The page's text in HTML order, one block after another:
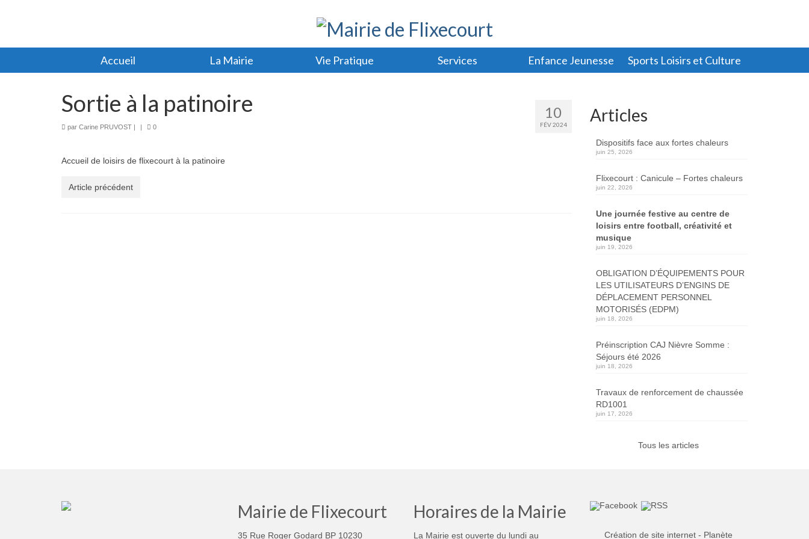
Accueil La Mairie Vie Pratique Services Enfance Jeunesse Sports Loisirs et Culture
10
FÉV 2024
Sortie à la patinoire
par Carine PRUVOST | | 0
Accueil de loisirs de flixecourt à la patinoire
Article précédent
Articles
Dispositifs face aux fortes chaleurs
juin 25, 2026
Flixecourt : Canicule – Fortes chaleurs
juin 22, 2026
Une journée festive au centre de
loisirs entre football, créativité et
musique
juin 19, 2026
OBLIGATION D’ÉQUIPEMENTS POUR
LES UTILISATEURS D’ENGINS DE
DÉPLACEMENT PERSONNEL
MOTORISÉS (EDPM)
juin 18, 2026
Préinscription CAJ Nièvre Somme :
Séjours été 2026
juin 18, 2026
Travaux de renforcement de chaussée
RD1001
juin 17, 2026
Tous les articles
Mairie de Flixecourt
35 Rue Roger Godard BP 10230
Horaires de la Mairie
La Mairie est ouverte du lundi au
Création de site internet - Planète